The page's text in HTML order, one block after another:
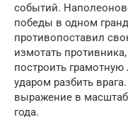
событий.
победы в одном
противопоставил
измотать
построить
ударом разбить
выражение в
года.